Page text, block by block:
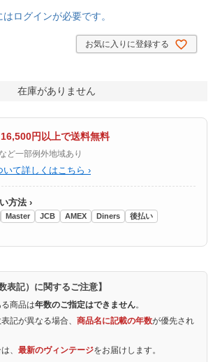
ログインが必要です。
お気に入りに登録する
在庫がありません
16,500円以上で送料無料
ど一部例外地域あり
て詳しくはこちら ›
方法 ›
Master JCB AMEX Diners
後払い
表記）に関するご注意】
商品は年数のご指定はできません。
記が異なる場合、 商品名に記載の年数が優先され
、 最新のヴィンテージをお届けします。